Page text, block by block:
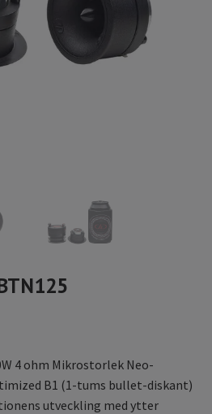
4 ohm Mikrostorlek Neo-
B1 (1-tums bullet-diskant)
utveckling med ytter